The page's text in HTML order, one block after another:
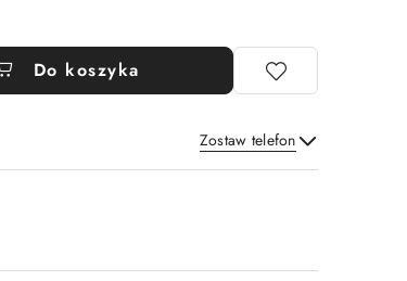
Do koszyka
Zostaw telefon
Wyślij